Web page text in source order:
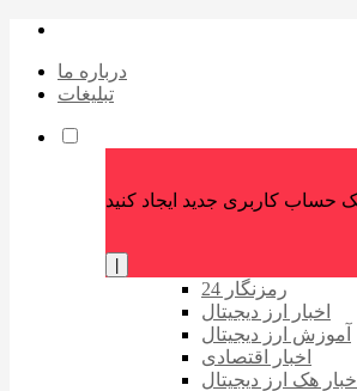
درباره ما
تبلیغات
رمزنگار 24
اخبار ارز دیجیتال
آموزش ارز دیجیتال
اخبار اقتصادی
اخبار هک ارز دیجیتال